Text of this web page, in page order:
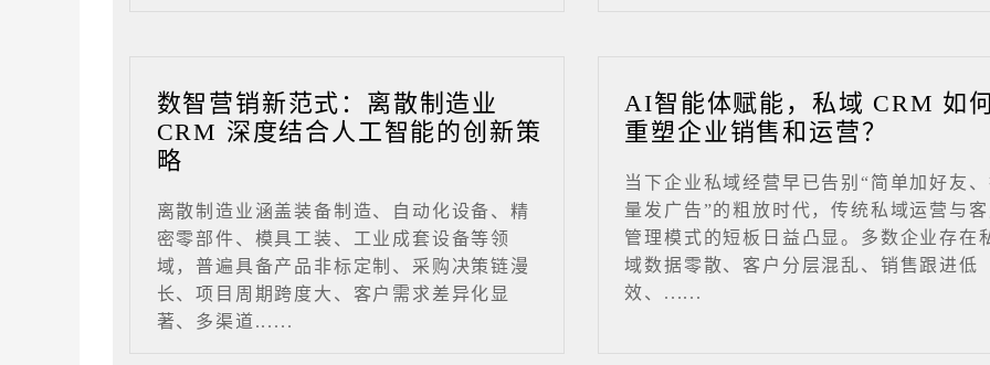
数智营销新范式：离散制造业
CRM 深度结合人工智能的创新策
略
离散制造业涵盖装备制造、自动化设备、精
密零部件、模具工装、工业成套设备等领
域，普遍具备产品非标定制、采购决策链漫
长、项目周期跨度大、客户需求差异化显
著、多渠道......
AI智能体赋能，私域 CRM 如
重塑企业销售和运营？
当下企业私域经营早已告别“简单加好友
量发广告”的粗放时代，传统私域运营与
管理模式的短板日益凸显。多数企业存在
域数据零散、客户分层混乱、销售跟进低
效、......